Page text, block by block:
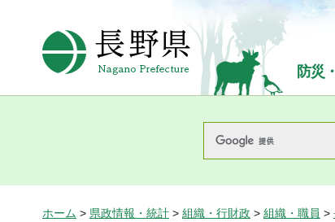
長野県Nagano Prefecture
防災
ホーム > 県政情報・統計 > 組織・行財政 > 組織・職員 >